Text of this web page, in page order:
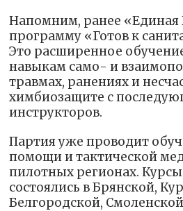
Напомним, ранее «Единая
программу «Готов к
Это расширенное
навыкам само- и
травмах, ранениях и
химбиозащите с
инструкторов.
Партия уже проводит
помощи и тактической
пилотных регионах.
состоялись в Брянской,
Белгородской,